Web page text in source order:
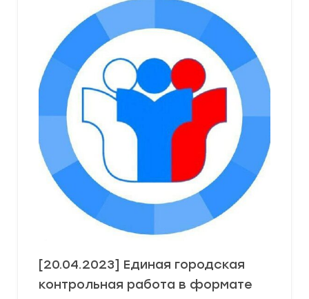
[20.04.2023] Единая городская
контрольная работа в формате